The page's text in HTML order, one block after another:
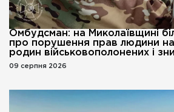
Омбудсман: на Миколаївщині
про порушення прав людини
родин військовополонених і
09 серпня 2026